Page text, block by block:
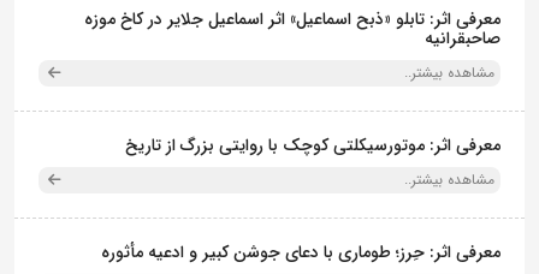
معرفی اثر: تابلو «ذبح اسماعیل» اثر اسماعیل جلایر در کاخ موزه
صاحبقرانیه
مشاهده بیشتر..
معرفی اثر: موتورسیکلتی کوچک با روایتی بزرگ از تاریخ
مشاهده بیشتر..
معرفی اثر: حِرز؛ طوماری با دعای جوشن کبیر و ادعیه مأثوره